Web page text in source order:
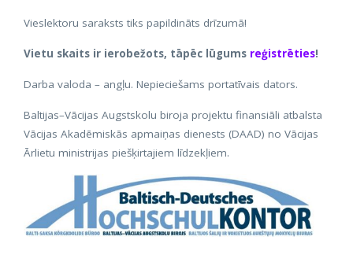
Vieslektoru saraksts tiks papildināts drīzumā!
Vietu skaits ir ierobežots, tāpēc lūgums reģistrēties!
Darba valoda – angļu. Nepieciešams portatīvais dators.
Baltijas–Vācijas Augstskolu biroja projektu finansiāli atbalsta
Vācijas Akadēmiskās apmaiņas dienests (DAAD) no Vācijas
Ārlietu ministrijas piešķirtajiem līdzekļiem.